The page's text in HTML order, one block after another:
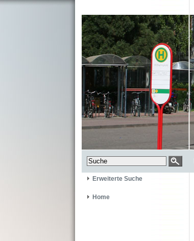
Erweiterte Suche
Home